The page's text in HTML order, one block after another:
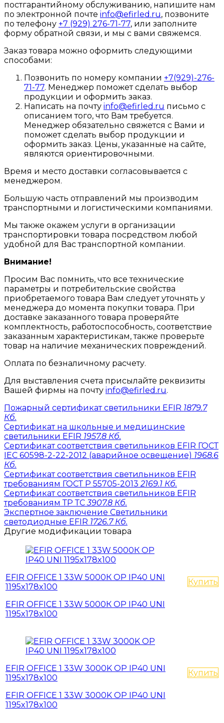
постгарантийному обслуживанию, напишите нам
по электронной почте info@efirled.ru, позвоните
по телефону +7 (929) 276-71-77, или заполните
форму обратной связи, и мы с вами свяжемся.
Заказ товара можно оформить следующими
способами:
Позвонить по номеру компании +7(929)-276-
71-77. Менеджер поможет сделать выбор
продукции и оформить заказ.
Написать на почту info@efirled.ru письмо с
описанием того, что Вам требуется.
Менеджер обязательно свяжется с Вами и
поможет сделать выбор продукции и
оформить заказ. Цены, указанные на сайте,
являются ориентировочными.
Время и место доставки согласовывается с
менеджером.
Большую часть отправлений мы производим
транспортными и логистическими компаниями.
Мы также окажем услуги в организации
транспортировки товара посредством любой
удобной для Вас транспортной компании.
Внимание!
Просим Вас помнить, что все технические
параметры и потребительские свойства
приобретаемого товара Вам следует уточнять у
менеджера до момента покупки товара. При
доставке заказанного товара проверяйте
комплектность, работоспособность, соответствие
заказанным характеристикам, также проверьте
товар на наличие механических повреждений.
Оплата по безналичному расчету.
Для выставления счета присылайте реквизиты
Вашей фирмы на почту info@efirled.ru.
Пожарный сертификат светильники EFIR 1879.7
Кб.
Сертификат на школьные и медицинские
светильники EFIR 1957.8 Кб.
Сертификат соответствия светильников EFIR ГОСТ
IEC 60598-2-22-2012 (аварийное освещение) 1968.6
Кб.
Сертификат соответствия светильников EFIR
требованиям ГОСТ Р 55705-2013 2169.1 Кб.
Сертификат соответствия светильников EFIR
требованиям ТР ТС 3907.8 Кб.
Экспертное заключение Светильники
светодиодные EFIR 1726.7 Кб.
Другие модификации товара
EFIR OFFICE 1 33W 5000К OP IP40 UNI
1195x178x100
EFIR OFFICE 1 33W 5000К OP IP40 UNI
1195x178x100
Купить
EFIR OFFICE 1 33W 3000K OP IP40 UNI
1195x178x100
EFIR OFFICE 1 33W 3000K OP IP40 UNI
1195x178x100
Купить